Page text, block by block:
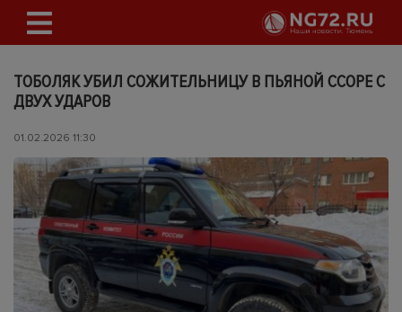
ТОБОЛЯК УБИЛ СОЖИТЕЛЬНИЦУ В ПЬЯНОЙ ССОРЕ С
ДВУХ УДАРОВ
01.02.2026 11:30